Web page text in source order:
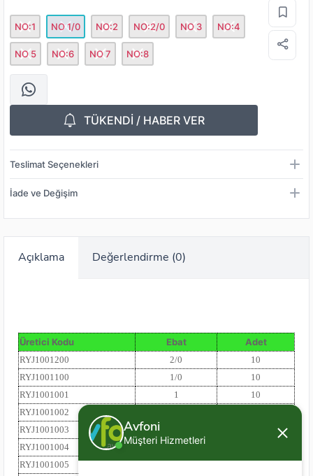
NO:1 NO 1/0 NO:2 NO:2/0 NO 3 NO:4
NO 5 NO:6 NO 7 NO:8
TÜKENDİ / HABER VER
Teslimat Seçenekleri
İade ve Değişim
Açıklama Değerlendirme (0)
Üretici Kodu Ebat Adet
RYJ1001200 2/0
10
RYJ1001100
1/0
10
RYJ1001001
1
10
RYJ1001002
RYJ1001003
RYJ1001004
4
RYJ1001005
Avfoni
Müşteri Hizmetleri